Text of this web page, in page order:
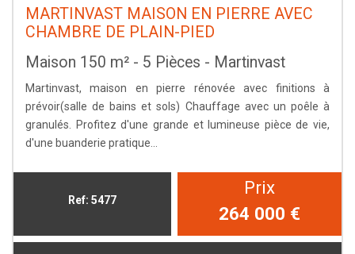
MARTINVAST MAISON EN PIERRE AVEC
CHAMBRE DE PLAIN-PIED
Maison 150 m² - 5 Pièces - Martinvast
Martinvast, maison en pierre rénovée avec finitions à
prévoir(salle de bains et sols) Chauffage avec un poêle à
granulés. Profitez d'une grande et lumineuse pièce de vie,
d'une buanderie pratique...
Ref: 5477
Prix
264 000 €